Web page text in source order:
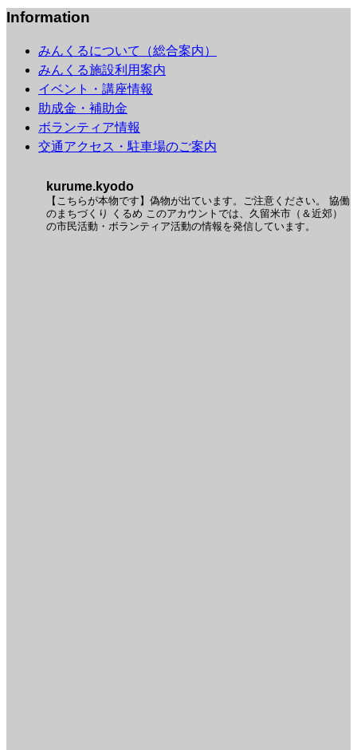
Information
みんくるについて（総合案内）
みんくる施設利用案内
イベント・講座情報
助成金・補助金
ボランティア情報
交通アクセス・駐車場のご案内
kurume.kyodo
【こちらが本物です】偽物が出ています。ご注意ください。
協働
のまちづくり くるめ このアカウントでは、久留米市（＆近郊）
の市民活動・ボランティア活動の情報を発信しています。